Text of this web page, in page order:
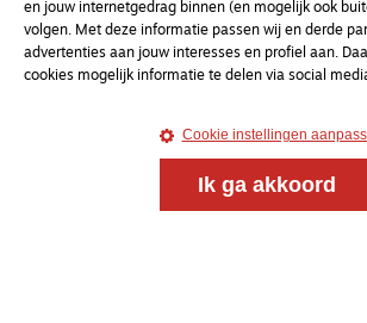
Kvk-nummer 33277063
NL46 INGB 0117 5827 86
en jouw internetgedrag binnen (en mogelijk ook
volgen. Met deze informatie passen wij en derde
advertenties aan jouw interesses en profiel aan.
cookies mogelijk informatie te delen via social
Cookie instellingen
Ik ga akkoord